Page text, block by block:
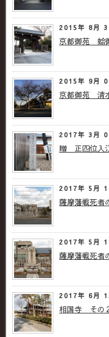
2015年 8月
京都御苑 蛤
2015年 9月
京都御苑 清
2017年 3月
贈 正四位入
2017年 5月
薩摩藩戦死者
2017年 5月
薩摩藩戦死
2017年 6月
相国寺 その